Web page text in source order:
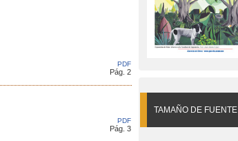
TAMAÑO DE FUENTE
PDF
Pág. 2
PDF
Pág. 3